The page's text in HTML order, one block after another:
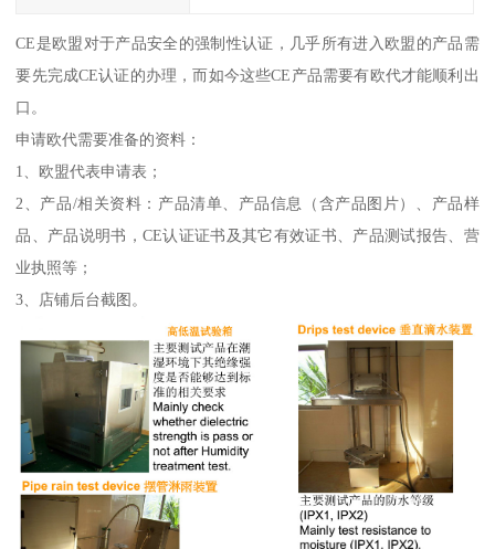
CE是欧盟对于产品安全的强制性认证，几乎所有进入欧盟的产品需
要先完成CE认证的办理，而如今这些CE产品需要有欧代才能顺利出
口。
申请欧代需要准备的资料：
1、欧盟代表申请表；
2、产品/相关资料：产品清单、产品信息（含产品图片）、产品样
品、产品说明书，CE认证证书及其它有效证书、产品测试报告、营
业执照等；
3、店铺后台截图。